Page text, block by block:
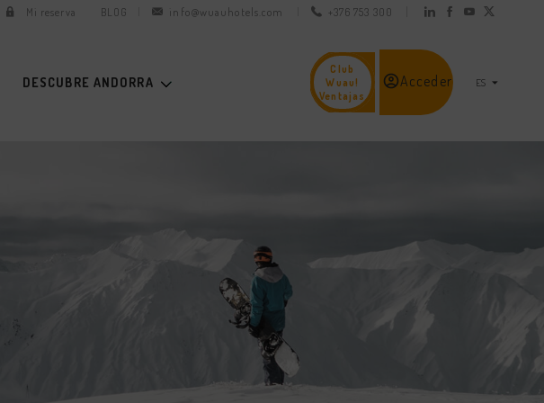
Mi reserva BLOG info@wuauhotels.com +376 753 300
DESCUBRE ANDORRA
Club
Wuau!
Ventajas
Acceder